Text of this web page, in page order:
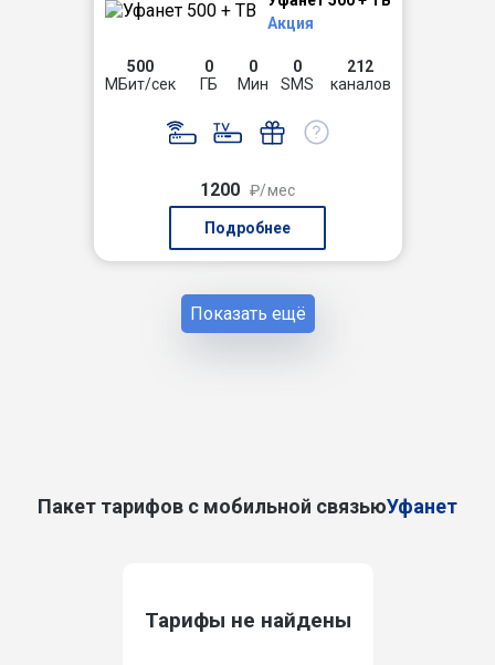
Акция
500
МБит/сек
0
ГБ
0
Мин
0
SMS
212
каналов
1200 ₽/мес
Подробнее
Показать ещё
Пакет тарифов с мобильной связьюУфанет
Тарифы не найдены